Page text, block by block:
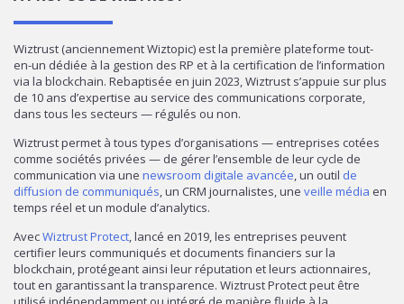
Wiztrust (anciennement Wiztopic) est la première plateforme tout-
en-un dédiée à la gestion des RP et à la certification de l’information
via la blockchain. Rebaptisée en juin 2023, Wiztrust s’appuie sur plus
de 10 ans d’expertise au service des communications corporate,
dans tous les secteurs — régulés ou non.
Wiztrust permet à tous types d’organisations — entreprises cotées
comme sociétés privées — de gérer l’ensemble de leur cycle de
communication via une newsroom digitale avancée, un outil de
diffusion de communiqués, un CRM journalistes, une veille média en
temps réel et un module d’analytics.
AvecWiztrust Protect, lancé en 2019, les entreprises peuvent
certifier leurs communiqués et documents financiers sur la
blockchain, protégeant ainsi leur réputation et leurs actionnaires,
tout en garantissant la transparence. Wiztrust Protect peut être